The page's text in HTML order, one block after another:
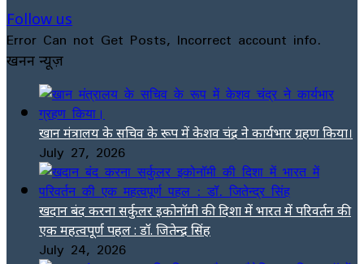
Follow us
Error Can not Get Posts, Incorrect account info.
खनन न्यूज़
खान मंत्रालय के सचिव के रूप में केशव चंद्र ने कार्यभार ग्रहण किया।
July 27, 2026
खदान बंद करना सर्कुलर इकोनॉमी की दिशा में भारत में परिवर्तन की
एक महत्वपूर्ण पहल : डॉ. जितेन्द्र सिंह
July 24, 2026